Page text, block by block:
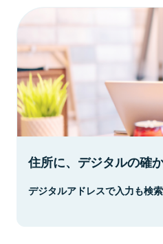
住所に、デジタルの確か
デジタルアドレスで入力も検索